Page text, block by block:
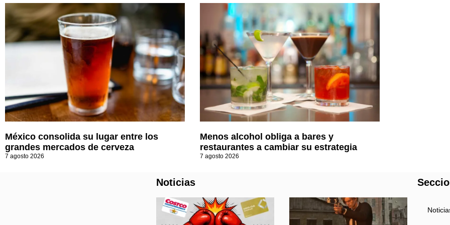
México consolida su lugar entre los
grandes mercados de cerveza
7 agosto 2026
Menos alcohol obliga a bares y
restaurantes a cambiar su estrategia
7 agosto 2026
Noticias